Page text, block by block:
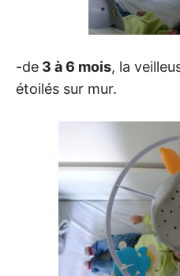
-de 3 à 6 mois, la
étoilés sur mur.